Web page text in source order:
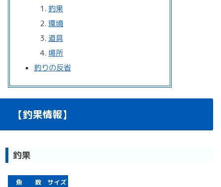
釣果
環境
道具
場所
釣りの反省
【釣果情報】
釣果
魚 数
サイズ